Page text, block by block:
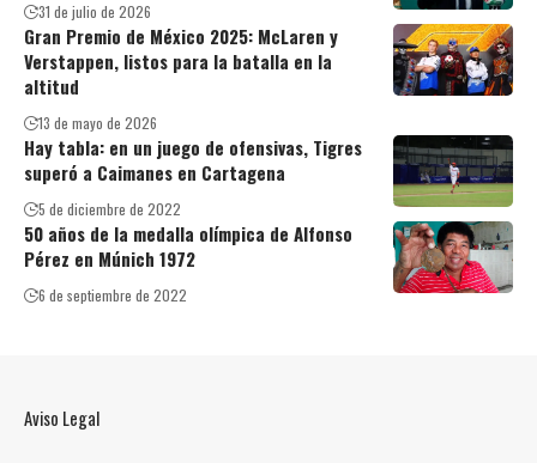
31 de julio de 2026
Gran Premio de México 2025: McLaren y
Verstappen, listos para la batalla en la
altitud
13 de mayo de 2026
Hay tabla: en un juego de ofensivas, Tigres
superó a Caimanes en Cartagena
5 de diciembre de 2022
50 años de la medalla olímpica de Alfonso
Pérez en Múnich 1972
6 de septiembre de 2022
Aviso Legal